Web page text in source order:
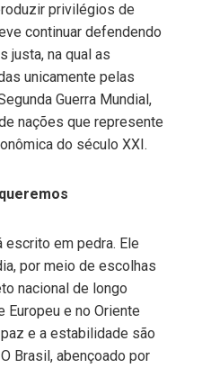
privilégios de
continuar defendendo
justa, na qual as
unicamente pelas
Guerra Mundial,
nações que represente
do século XXI.
escrito em pedra. Ele
por meio de escolhas
nacional de longo
Europeu e no Oriente
e a estabilidade são
Brasil, abençoado por